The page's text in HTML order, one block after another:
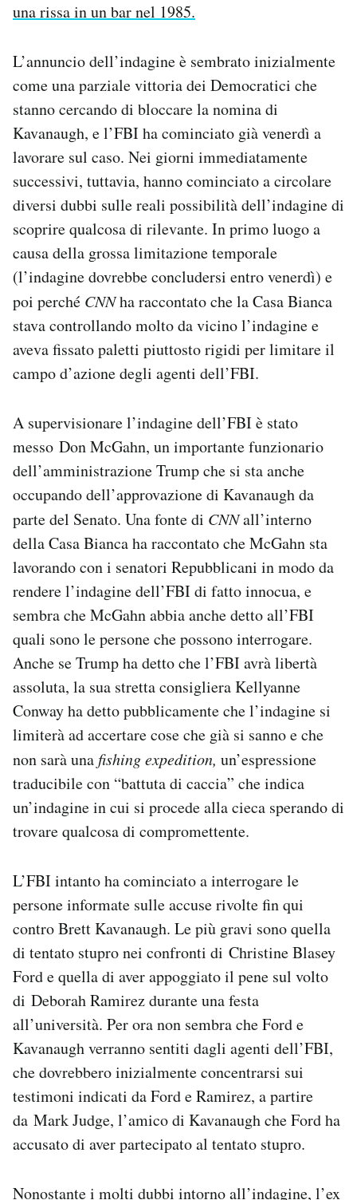
una rissa in un bar nel 1985.
L’annuncio dell’indagine è sembrato inizialmente
come una parziale vittoria dei Democratici che
stanno cercando di bloccare la nomina di
Kavanaugh, e l’FBI ha cominciato già venerdì a
lavorare sul caso. Nei giorni immediatamente
successivi, tuttavia, hanno cominciato a circolare
diversi dubbi sulle reali possibilità dell’indagine di
scoprire qualcosa di rilevante. In primo luogo a
causa della grossa limitazione temporale
(l’indagine dovrebbe concludersi entro venerdì) e
poi perché CNNha raccontato che la Casa Bianca
stava controllando molto da vicino l’indagine e
aveva fissato paletti piuttosto rigidi per limitare il
campo d’azione degli agenti dell’FBI.
A supervisionare l’indagine dell’FBI è stato
messo Don McGahn, un importante funzionario
dell’amministrazione Trump che si sta anche
occupando dell’approvazione di Kavanaugh da
parte del Senato. Una fonte di CNNall’interno
della Casa Bianca ha raccontato che McGahn sta
lavorando con i senatori Repubblicani in modo da
rendere l’indagine dell’FBI di fatto innocua, e
sembra che McGahn abbia anche detto all’FBI
quali sono le persone che possono interrogare.
Anche se Trump ha detto che l’FBI avrà libertà
assoluta, la sua stretta consigliera Kellyanne
Conway ha detto pubblicamente che l’indagine si
limiterà ad accertare cose che già si sanno e che
non sarà una fishing expedition, un’espressione
traducibile con “battuta di caccia” che indica
un’indagine in cui si procede alla cieca sperando di
trovare qualcosa di compromettente.
L’FBI intanto ha cominciato a interrogare le
persone informate sulle accuse rivolte fin qui
contro Brett Kavanaugh. Le più gravi sono quella
di tentato stupro nei confronti di Christine Blasey
Ford e quella di aver appoggiato il pene sul volto
di Deborah Ramirez durante una festa
all’università. Per ora non sembra che Ford e
Kavanaugh verranno sentiti dagli agenti dell’FBI,
che dovrebbero inizialmente concentrarsi sui
testimoni indicati da Ford e Ramirez, a partire
da Mark Judge, l’amico di Kavanaugh che Ford ha
accusato di aver partecipato al tentato stupro.
Nonostante i molti dubbi intorno all’indagine, l’ex